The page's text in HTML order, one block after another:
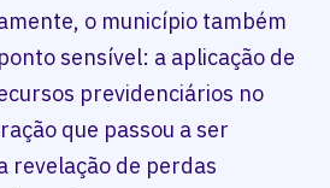
o município também
sensível: a aplicação de
previdenciários no
que passou a ser
revelação de perdas